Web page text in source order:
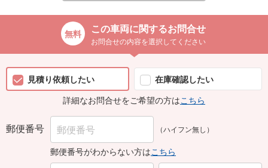
この車両に関するお問合せ
お問合せの内容を選択してください
見積り依頼したい
在庫確認したい
詳細なお問合せをご希望の方はこちら
郵便番号 （ハイフン無し）
郵便番号がわからない方はこちら